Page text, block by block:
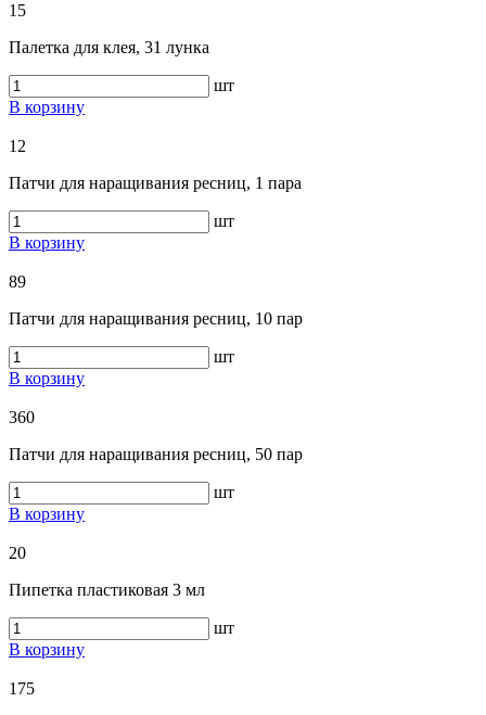
15
Палетка для клея, 31 лунка
шт
В корзину
12
Патчи для наращивания ресниц, 1 пара
шт
В корзину
89
Патчи для наращивания ресниц, 10 пар
шт
В корзину
360
Патчи для наращивания ресниц, 50 пар
шт
В корзину
20
Пипетка пластиковая 3 мл
шт
В корзину
175